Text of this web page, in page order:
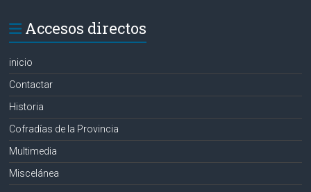
Accesos directos
inicio
Contactar
Historia
Cofradías de la Provincia
Multimedia
Miscelánea